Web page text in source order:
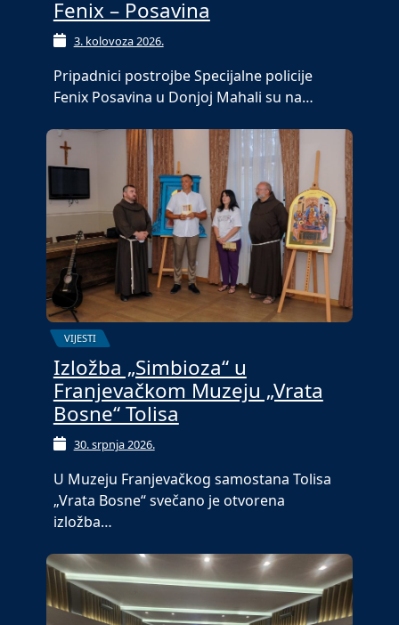
Fenix – Posavina
3. kolovoza 2026.
Pripadnici postrojbe Specijalne policije
Fenix Posavina u Donjoj Mahali su na…
VIJESTI
Izložba „Simbioza“ u
Franjevačkom Muzeju „Vrata
Bosne“ Tolisa
30. srpnja 2026.
U Muzeju Franjevačkog samostana Tolisa
„Vrata Bosne“ svečano je otvorena
izložba…